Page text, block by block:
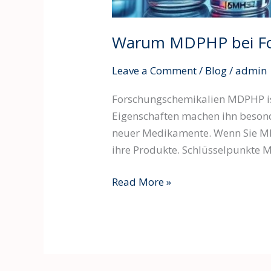
Warum MDPHP bei
Leave a Comment/ Blog/admin
Forschungschemikalien MDPHP
Eigenschaften machen ihn
neuer Medikamente. Wenn Sie
ihre Produkte. Schlüsselpunkte
Read More »